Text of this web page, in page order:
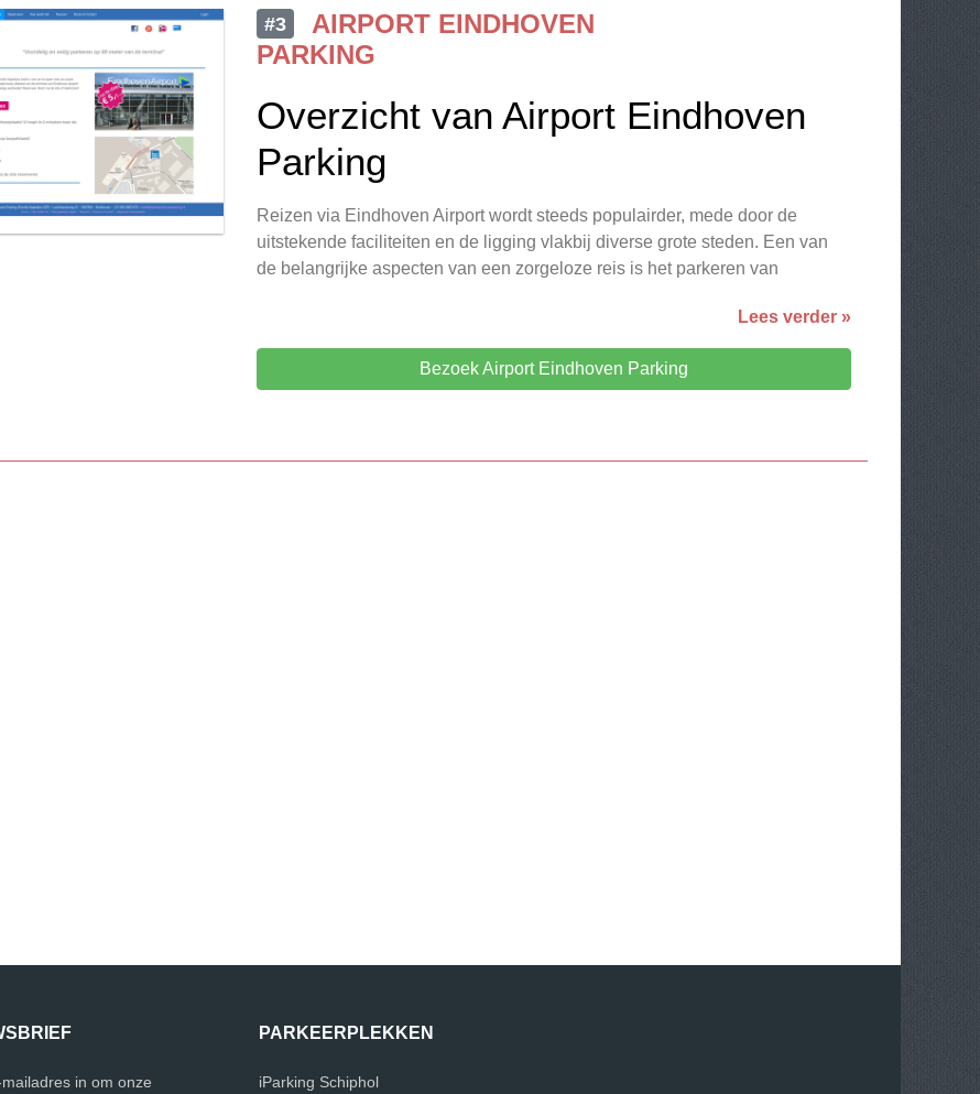
#3
AIRPORT EINDHOVEN
PARKING
Overzicht van Airport Eindhoven
Parking
Reizen via Eindhoven Airport wordt steeds populairder, mede door de
uitstekende faciliteiten en de ligging vlakbij diverse grote steden. Een van
de belangrijke aspecten van een zorgeloze reis is het parkeren van
Lees verder »
Bezoek Airport Eindhoven Parking
in om onze
PARKEERPLEKKEN
iParking Schiphol